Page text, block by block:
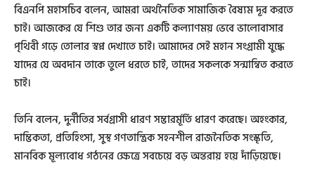
বিএনপি মহাসচিব বলেন, আমরা অর্থনৈতিক সামাজিক বৈষ্যম দূর করতে
চাই। আজকের যে শিশু তার জন্য একটি কল্যাণময় ভেবে ভালোবাসার
পৃথিবী গড়ে তোলার স্বপ্ন দেখাতে চাই। আমাদের সেই মহান সংগ্রামী যুদ্ধে
যাদের যে অবদান তাকে তুলে ধরতে চাই, তাদের সকলকে সন্মান্বিত করতে
চাই।
তিনি বলেন, দুর্নীতির সর্বগ্রাসী ধারণ সম্ভারর্মূর্তি ধারণ করেছে। অহংকার,
দাম্ভিকতা, প্রতিহিংসা, সুস্থ গণতান্ত্রিক সহনশীল রাজনৈতিক সংস্কৃতি,
মানবিক মূল্যবোধ গঠনের ক্ষেত্রে সবচেয়ে বড় অন্তরায় হয়ে দাঁড়িয়েছে।